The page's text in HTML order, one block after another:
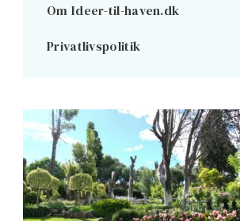
Om Ideer-til-haven.dk
Privatlivspolitik